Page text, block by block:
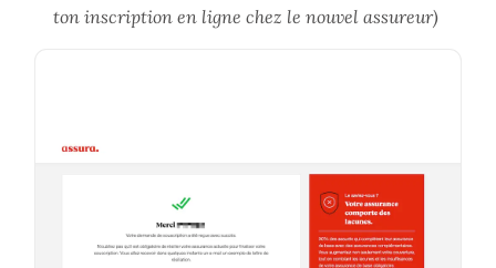
ton inscription en ligne chez le nouvel assureur)